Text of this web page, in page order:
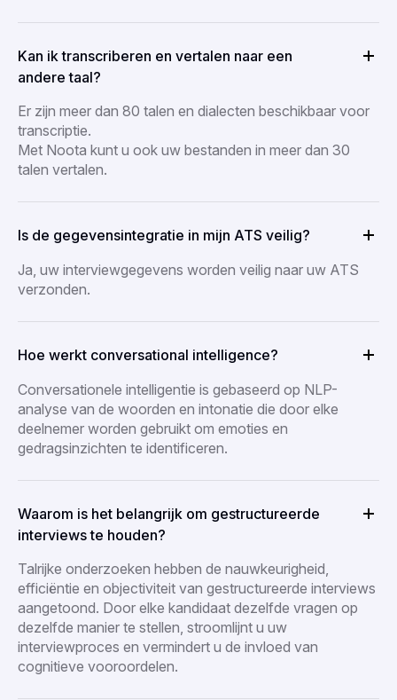
Kan ik transcriberen en vertalen naar een
andere taal?
Er zijn meer dan 80 talen en dialecten beschikbaar voor
transcriptie.
Met Noota kunt u ook uw bestanden in meer dan 30
talen vertalen.
Is de gegevensintegratie in mijn ATS veilig?
Ja, uw interviewgegevens worden veilig naar uw ATS
verzonden.
Hoe werkt conversational intelligence?
Conversationele intelligentie is gebaseerd op NLP-
analyse van de woorden en intonatie die door elke
deelnemer worden gebruikt om emoties en
gedragsinzichten te identificeren.
Waarom is het belangrijk om gestructureerde
interviews te houden?
Talrijke onderzoeken hebben de nauwkeurigheid,
efficiëntie en objectiviteit van gestructureerde interviews
aangetoond. Door elke kandidaat dezelfde vragen op
dezelfde manier te stellen, stroomlijnt u uw
interviewproces en vermindert u de invloed van
cognitieve vooroordelen.